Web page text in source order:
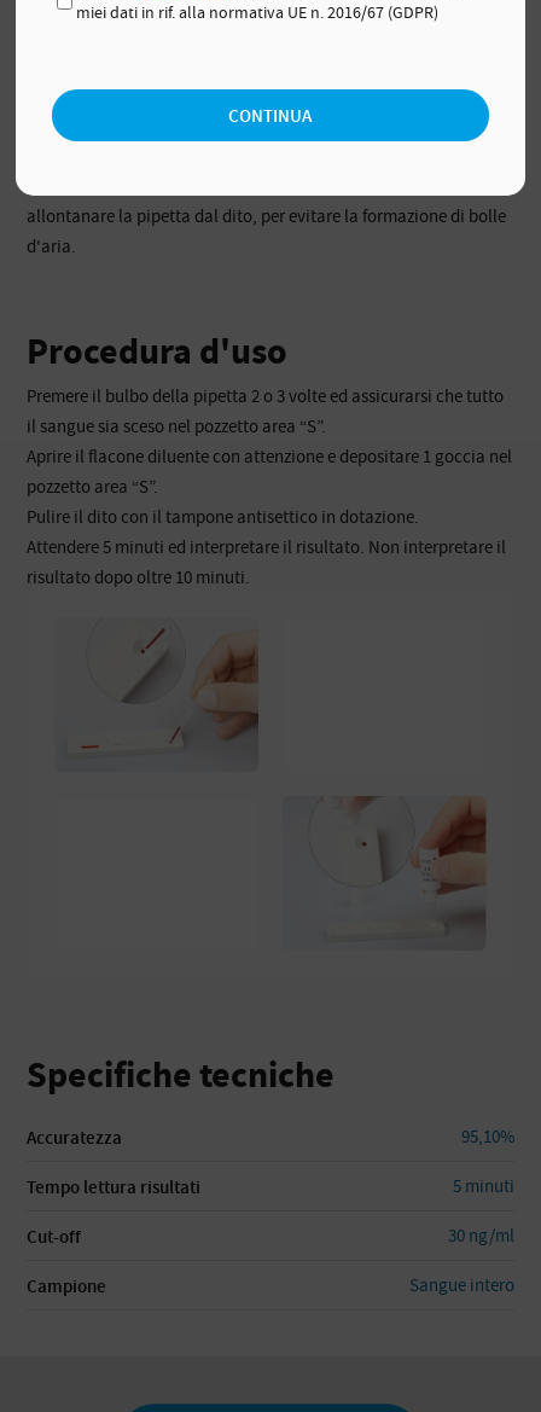
Appoggiare la lancetta al polpastrello e premere con decisione.
Raccogliere il sangue con la pipetta di plastica.
Mantenendo la pressione sul bulbo, mettere la pipetta di plastica
allontanare la pipetta dal dito, per evitare la formazione di bolle
d'aria.
Procedura d'uso
Premere il bulbo della pipetta 2 o 3 volte ed assicurarsi che tutto
il sangue sia sceso nel pozzetto area “S”.
Aprire il flacone diluente con attenzione e depositare 1 goccia nel
pozzetto area “S”.
Pulire il dito con il tampone antisettico in dotazione.
Attendere 5 minuti ed interpretare il risultato. Non interpretare il
risultato dopo oltre 10 minuti.
Specifiche tecniche
Accuratezza 95,10%
Tempo lettura risultati 5 minuti
Cut-off 30 ng/ml
Campione Sangue intero
miei dati in rif. alla normativa UE n. 2016/67 (GDPR)
CONTINUA